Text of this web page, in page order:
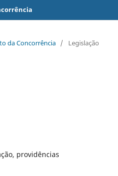
da Concorrência / Legislação
providências